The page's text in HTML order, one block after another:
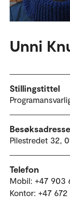
Unni
Stillingstittel
Besøksadresse
Pilestredet 32,
Telefon
Mobil: +47 903
Kontor: +47